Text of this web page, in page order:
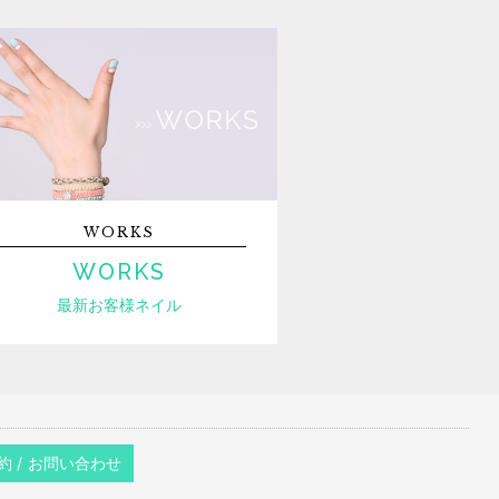
WORKS
WORKS
最新お客様ネイル
/ お問い合わせ